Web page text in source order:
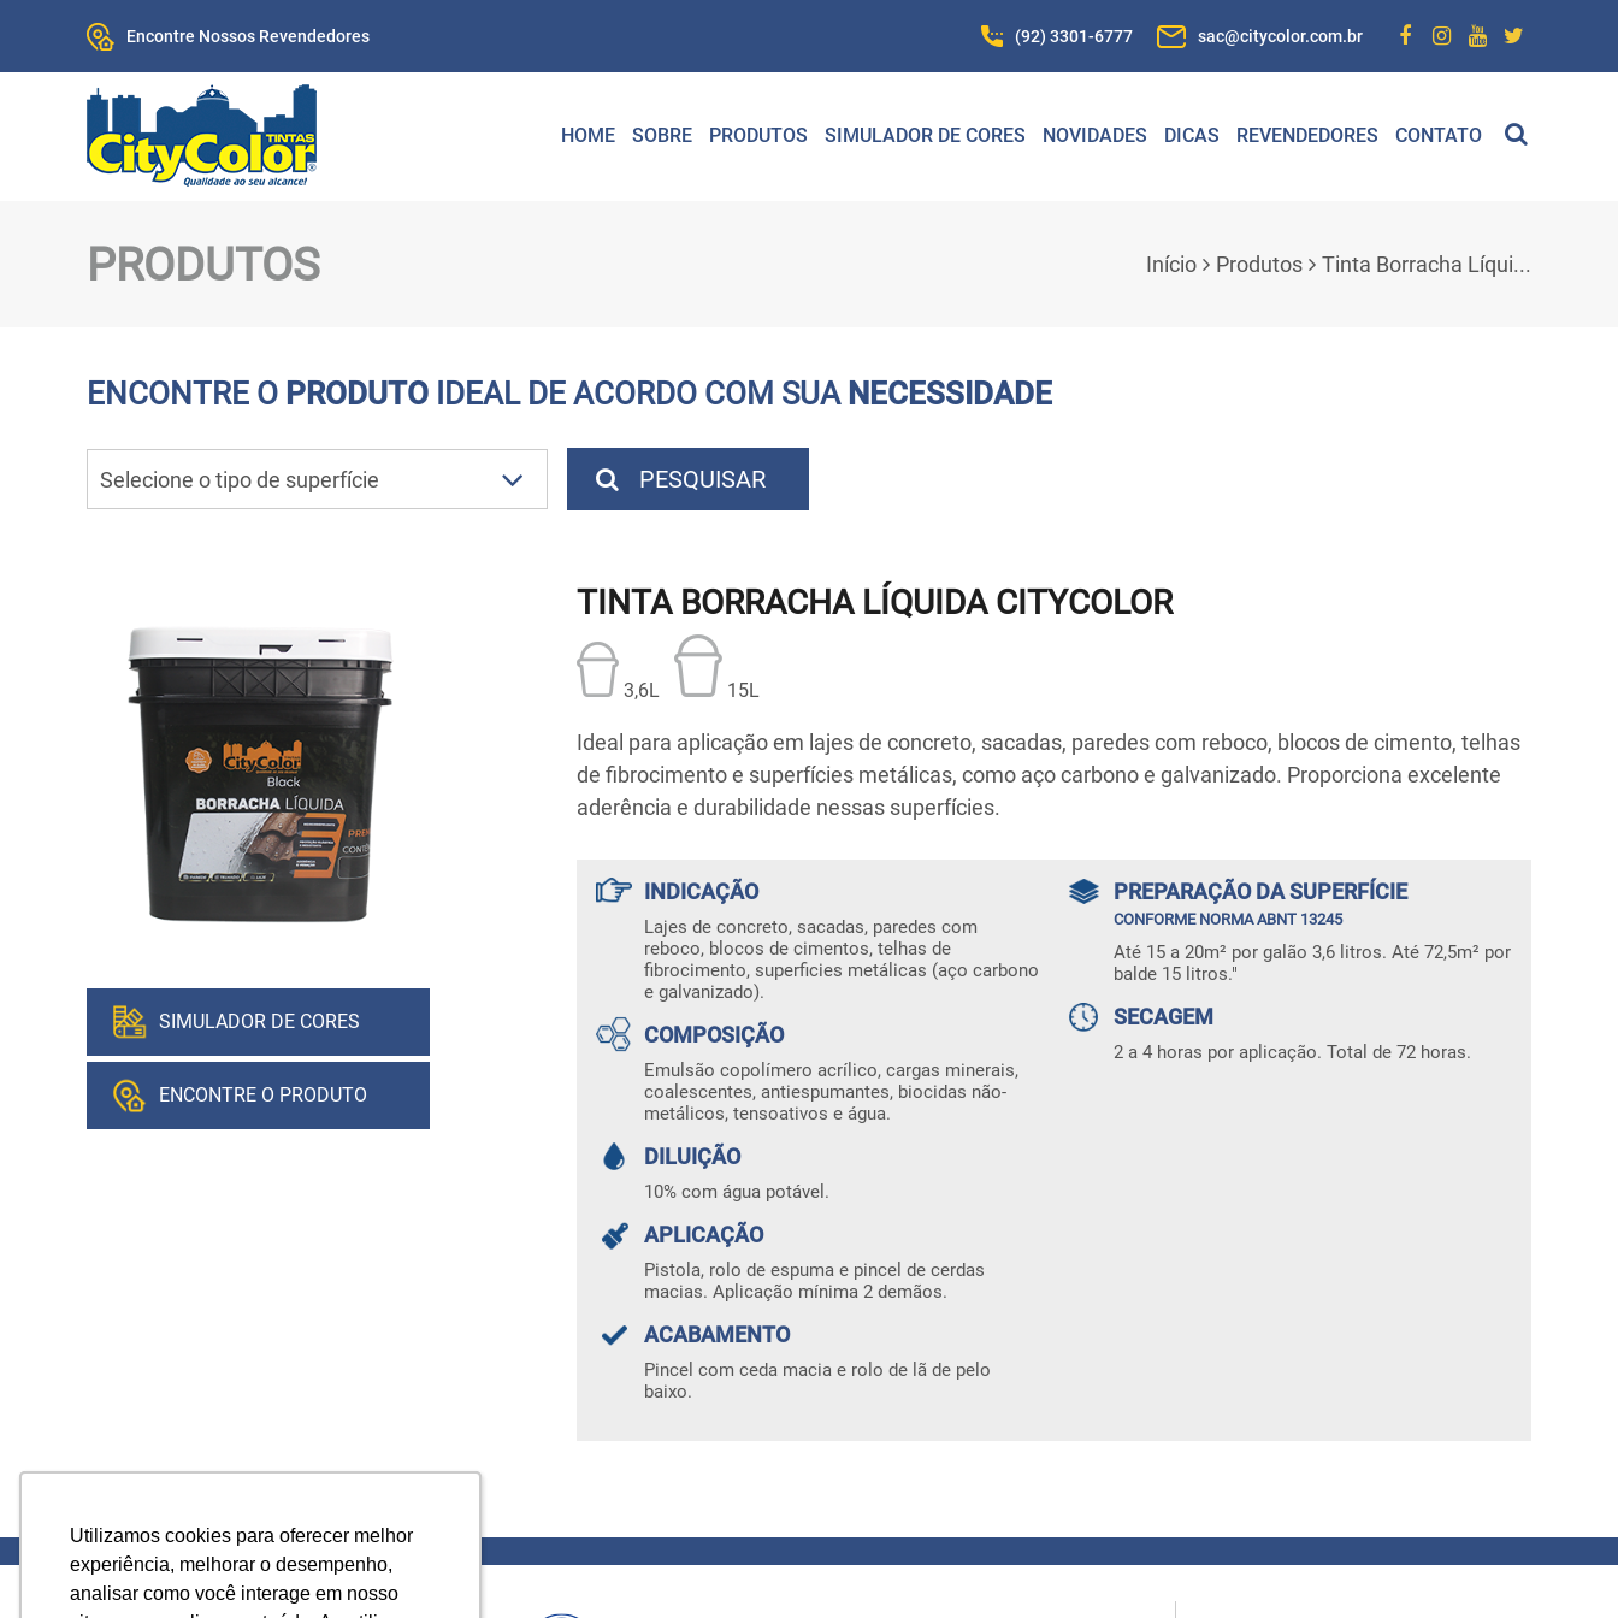
Utilizamos cookies para oferecer melhor
experiência, melhorar o desempenho,
analisar como você interage em nosso
Utilizamos cookies para oferecer melhor
experiência, melhorar o desempenho,
analisar como você interage em nosso
Encontre Nossos Revendedores (92) 3301-6777 sac@citycolor.com.br
HOME SOBRE PRODUTOS SIMULADOR DE CORES NOVIDADES DICAS REVENDEDORES CONTATO
PRODUTOS Início Produtos Tinta Borracha Líqui...
ENCONTRE O PRODUTO IDEAL DE ACORDO COM SUA NECESSIDADE
PESQUISAR
SIMULADOR DE CORES
ENCONTRE O PRODUTO
TINTA BORRACHA LÍQUIDA CITYCOLOR
3,6L 15L
Ideal para aplicação em lajes de concreto, sacadas, paredes com reboco, blocos de cimento, telhas
de fibrocimento e superfícies metálicas, como aço carbono e galvanizado. Proporciona excelente
aderência e durabilidade nessas superfícies.
INDICAÇÃO
Lajes de concreto, sacadas, paredes com
reboco, blocos de cimentos, telhas de
fibrocimento, superficies metálicas (aço carbono
e galvanizado).
COMPOSIÇÃO
Emulsão copolímero acrílico, cargas minerais,
coalescentes, antiespumantes, biocidas não-
metálicos, tensoativos e água.
DILUIÇÃO
10% com água potável.
APLICAÇÃO
Pistola, rolo de espuma e pincel de cerdas
macias. Aplicação mínima 2 demãos.
ACABAMENTO
Pincel com ceda macia e rolo de lã de pelo
baixo.
PREPARAÇÃO DA SUPERFÍCIE
CONFORME NORMA ABNT 13245
Até 15 a 20m² por galão 3,6 litros. Até 72,5m² por
balde 15 litros."
SECAGEM
2 a 4 horas por aplicação. Total de 72 horas.